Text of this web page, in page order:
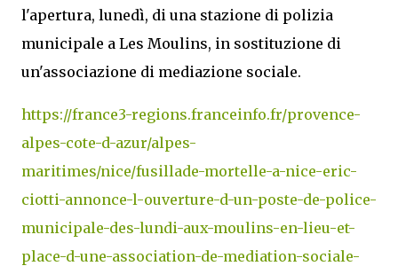
l'apertura, lunedì, di una stazione di polizia
municipale a Les Moulins, in sostituzione di
un'associazione di mediazione sociale.
https://france3-regions.franceinfo.fr/provence-
alpes-cote-d-azur/alpes-
maritimes/nice/fusillade-mortelle-a-nice-eric-
ciotti-annonce-l-ouverture-d-un-poste-de-police-
municipale-des-lundi-aux-moulins-en-lieu-et-
place-d-une-association-de-mediation-sociale-